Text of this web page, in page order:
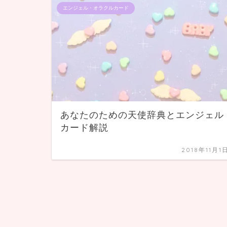
エンジェル・オラクルカード
あなたのための天使辞典とエンジェル
カード解説
2018年11月1